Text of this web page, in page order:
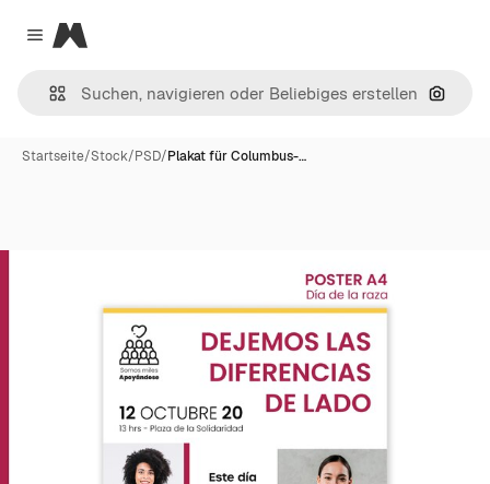
Close menu
Magnific
Nach
Startseite/Stock/PSD/Plakat für Columbus-…